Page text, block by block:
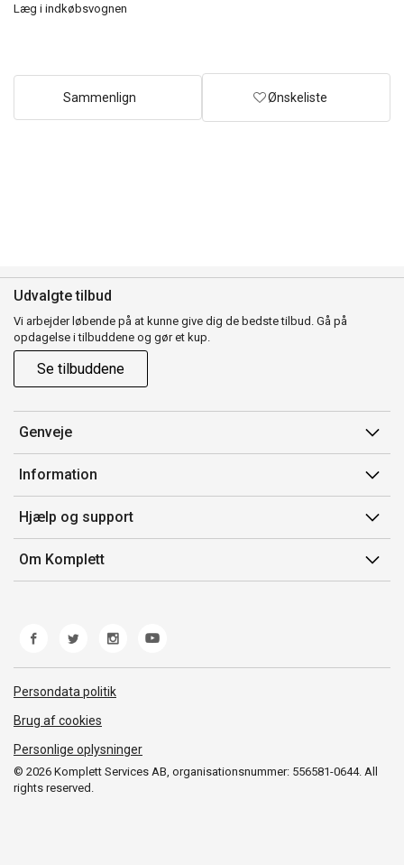
Læg i indkøbsvognen
Sammenlign Ønskeliste
Udvalgte tilbud
Vi arbejder løbende på at kunne give dig de bedste tilbud. Gå på
opdagelse i tilbuddene og gør et kup.
Se tilbuddene
Genveje
Min side
Ordrehistorik
Gavekort
Information
Salgsbetingelser
Mærker/producent
Fortrydelsesret
Hjælp og support
Kontakt os
Kundeservice
Fejl/Mangler
Fragt og levering
Om Komplett
© 2026 Komplett Services AB, organisationsnummer: 556581-0644. All
rights reserved.
Persondata politik
Brug af cookies
Personlige oplysninger